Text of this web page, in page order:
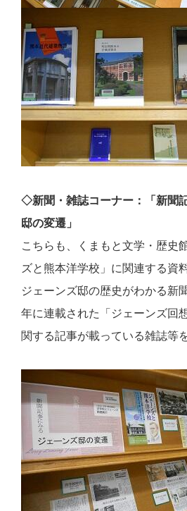
◇新聞・雑誌コーナー：「新聞
邸の変遷」
こちらも、くまもと文学・歴史
ズと熊本洋学校」に関連する資
ジェーンズ邸の歴史がわかる新
年に連載された「ジェーンズ回
関する記事が載っている雑誌等